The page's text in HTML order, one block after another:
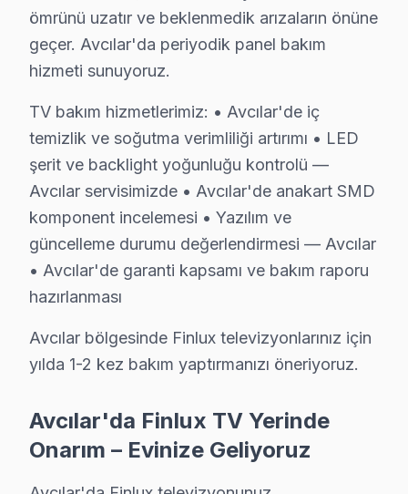
Tizen, WebOS, Android LED TV, VIDAA — tüm akıllı
• Avcılar'de Sürekli Eğitim Programları
Yazılım güncellemesinden chip-level tamire kadar
» İşin kalitesinden ödün vermiyoruz. Avcılar'de her
Avcılar'de televizyon servis ihtiyacınız için, güvenilir
Avcılar Finlux servis Merkezi
Avcılar Finlux uzman ekibimiz, Avcılar bölge
Avcılar'de Finlux servis talebiniz için bizi
Avcılar'de söz konusu model teknik destek
Avcılar Finlux servis ekibi olarak, Avcılar'de Finlux
Fabrika Servis Finlux Saha Deneyimi: Avcılar
Avcılar'deki Finlux başvuruları incelendiğinde en sık
Avcılar'de son değerlendirme döneminde
ömrünü uzatır ve beklenmedik arızaların önüne
geçer. Avcılar'da periyodik panel bakım
hizmeti sunuyoruz.
TV bakım hizmetlerimiz: • Avcılar'de iç
temizlik ve soğutma verimliliği artırımı • LED
şerit ve backlight yoğunluğu kontrolü —
Avcılar servisimizde • Avcılar'de anakart SMD
komponent incelemesi • Yazılım ve
güncelleme durumu değerlendirmesi — Avcılar
• Avcılar'de garanti kapsamı ve bakım raporu
hazırlanması
Avcılar bölgesinde Finlux televizyonlarınız için
yılda 1-2 kez bakım yaptırmanızı öneriyoruz.
Avcılar'da Finlux TV Yerinde
Onarım – Evinize Geliyoruz